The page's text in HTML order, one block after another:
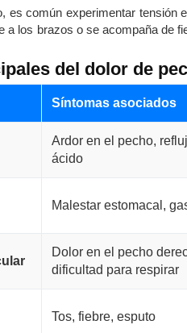
es común experimentar tensión
a los brazos o se acompaña de
del dolor de
Síntomas asociados
Ardor en el pecho,
ácido
Malestar estomacal,
Dolor en el pecho
dificultad para respirar
Tos, fiebre, esputo